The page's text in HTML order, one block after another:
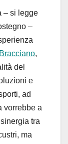
– si legge
–
,
del
e
ad
vorrebbe a
tra
ma